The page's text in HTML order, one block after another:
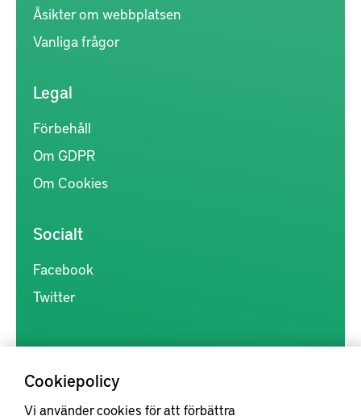
Cookiepolicy
Vi använder cookies för att förbättra
Åsikter om webbplatsen
Vanliga frågor
Legal
Förbehåll
Om GDPR
Om Cookies
Socialt
Facebook
Twitter